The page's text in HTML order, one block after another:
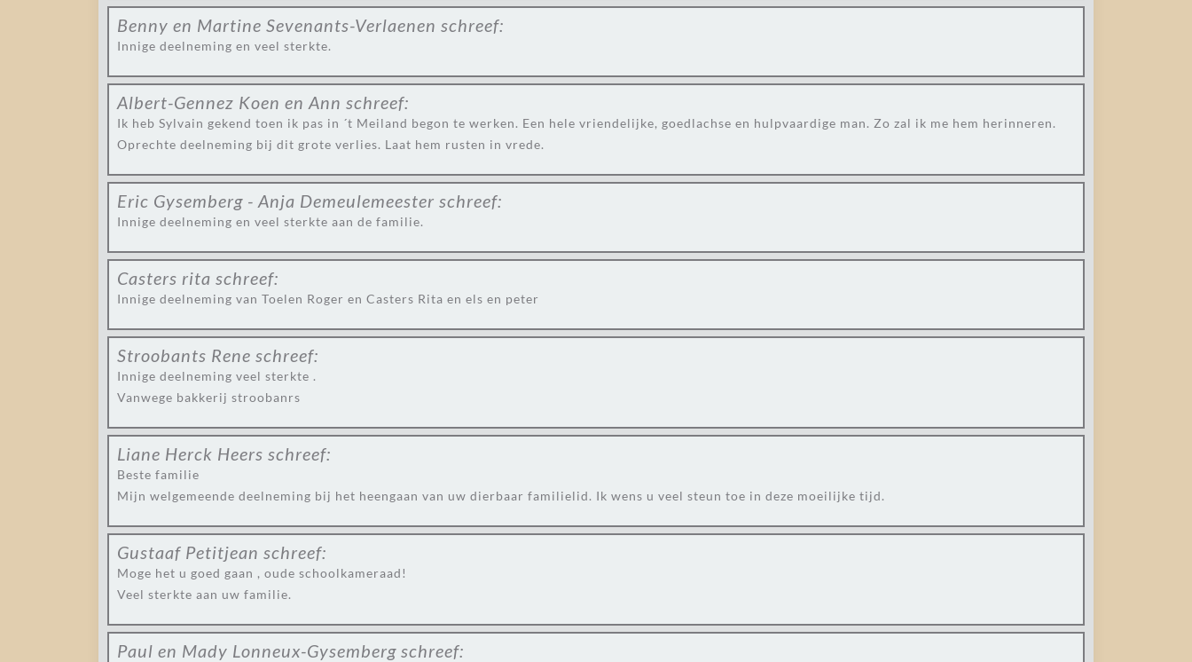
Benny en Martine Sevenants-Verlaenen schreef:
Innige deelneming en veel sterkte.
Albert-Gennez Koen en Ann schreef:
Ik heb Sylvain gekend toen ik pas in ´t Meiland begon te werken. Een hele vriendelijke, goedlachse en hulpvaardige man. Zo zal ik me hem herinneren.
Oprechte deelneming bij dit grote verlies. Laat hem rusten in vrede.
Eric Gysemberg - Anja Demeulemeester schreef:
Innige deelneming en veel sterkte aan de familie.
Casters rita schreef:
Innige deelneming van Toelen Roger en Casters Rita en els en peter
Stroobants Rene schreef:
Innige deelneming veel sterkte .
Vanwege bakkerij stroobanrs
Liane Herck Heers schreef:
Beste familie
Mijn welgemeende deelneming bij het heengaan van uw dierbaar familielid. Ik wens u veel steun toe in deze moeilijke tijd.
Gustaaf Petitjean schreef:
Moge het u goed gaan , oude schoolkameraad!
Veel sterkte aan uw familie.
Paul en Mady Lonneux-Gysemberg schreef: